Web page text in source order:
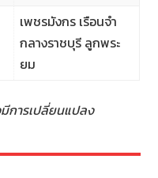
เพชรมังกร เรือนจำ
กลางราชบุรี ลูกพระ
ยม
การเปลี่ยนแปลง